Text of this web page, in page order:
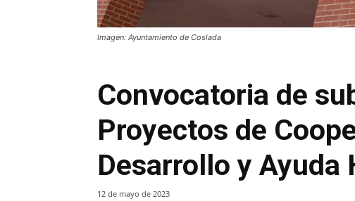
Imagen: Ayuntamiento de Coslada
Convocatoria de
Proyectos de
Desarrollo y
12 de mayo de 2023